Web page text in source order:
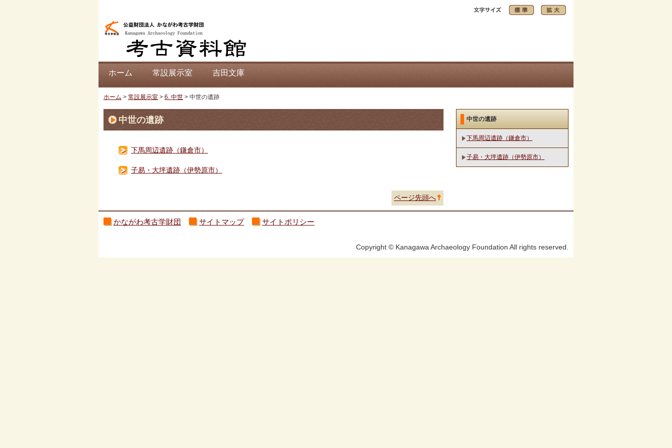
ホーム 常設展示室 吉田文庫
ホーム > 常設展示室 > 6. 中世 > 中世の遺跡
中世の遺跡
下馬周辺遺跡（鎌倉市）
子易・大坪遺跡（伊勢原市）
ページ先頭へ
中世の遺跡
下馬周辺遺跡（鎌倉市）
子易・大坪遺跡（伊勢原市）
かながわ考古学財団 サイトマップ サイトポリシー
Copyright © Kanagawa Archaeology Foundation All rights reserved.